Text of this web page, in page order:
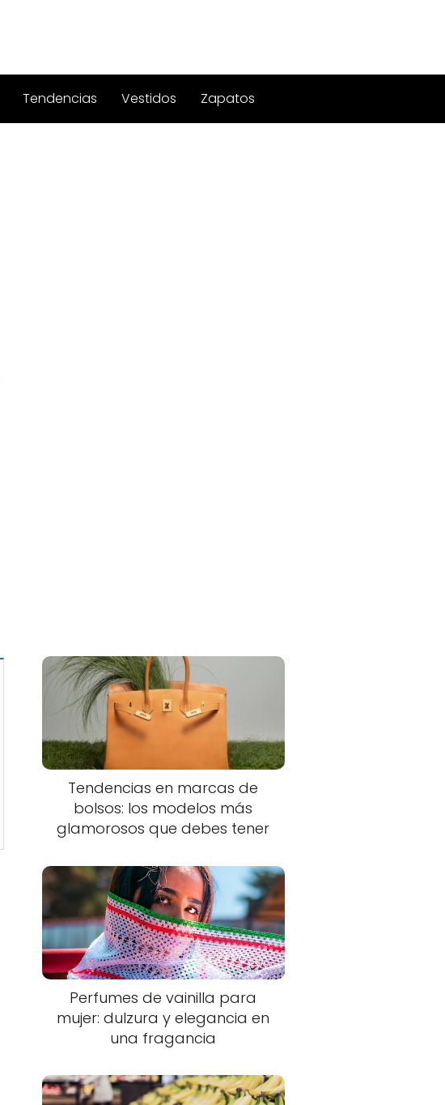
Tendencias Vestidos Zapatos
Tendencias en marcas de
bolsos: los modelos más
glamorosos que debes tener
Perfumes de vainilla para
mujer: dulzura y elegancia en
una fragancia